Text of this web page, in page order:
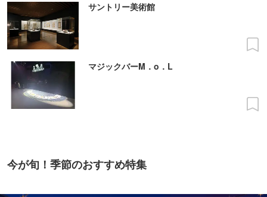
サントリー美術館
マジックバーM．o．L
今が旬！季節のおすすめ特集